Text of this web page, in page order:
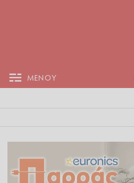
ΜΕΝΟΥ